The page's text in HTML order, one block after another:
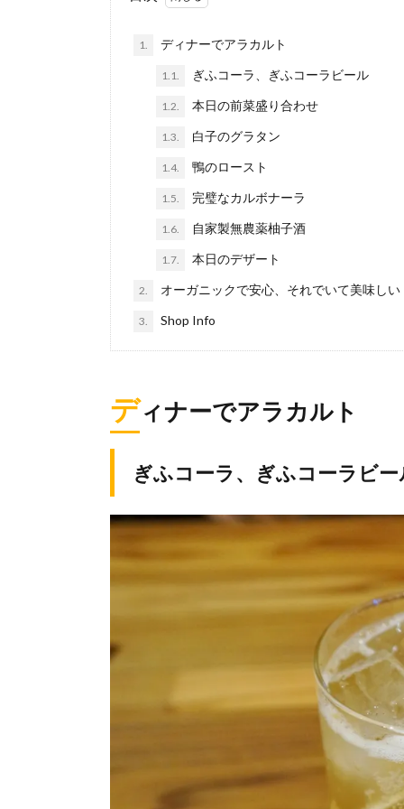
1. ディナーでアラカルト
1.1. ぎふコーラ、ぎふコーラビール
1.2. 本日の前菜盛り合わせ
1.3. 白子のグラタン
1.4. 鴨のロースト
1.5. 完璧なカルボナーラ
1.6. 自家製無農薬柚子酒
1.7. 本日のデザート
2. オーガニックで安心、それでいて美味しい
3. Shop Info
ディナーでアラカルト
ぎふコーラ、ぎふコーラビー